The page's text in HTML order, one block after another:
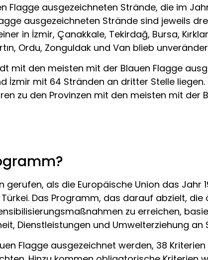
Flagge ausgezeichneten Strände, die im
ausgezeichneten Strände sind jeweils drei
in İzmir, Çanakkale, Tekirdağ, Bursa,
Ordu, Zonguldak und Van blieb
mit den meisten mit der Blauen Flagge
mit 64 Stränden an dritter Stelle liegen.
zu den Provinzen mit den meisten mit der
gerufen, als die Europäische Union das Jahr
Das Programm, das darauf abzielt,
zu erreichen,
Dienstleistungen und Umwelterziehung an
Flagge ausgezeichnet werden, 38